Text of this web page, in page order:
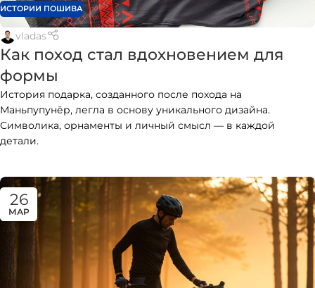
ИСТОРИИ ПОШИВА
vladas
Как поход стал вдохновением для
формы
История подарка, созданного после похода на
Маньпупунёр, легла в основу уникального дизайна.
Символика, орнаменты и личный смысл — в каждой
детали.
26
МАР